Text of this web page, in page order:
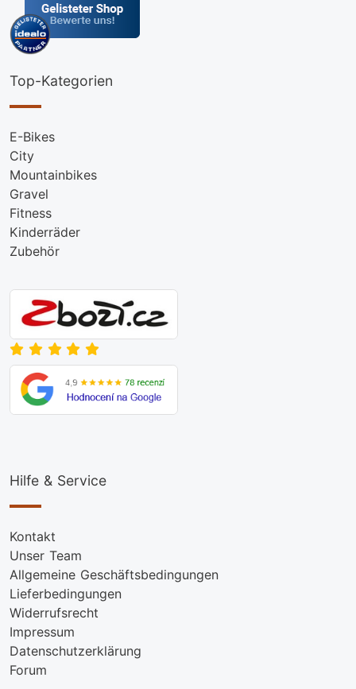
Top-Kategorien
E-Bikes
City
Mountainbikes
Gravel
Fitness
Kinderräder
Zubehör
Hilfe & Service
Kontakt
Unser Team
Allgemeine Geschäftsbedingungen
Lieferbedingungen
Widerrufsrecht
Impressum
Datenschutzerklärung
Forum